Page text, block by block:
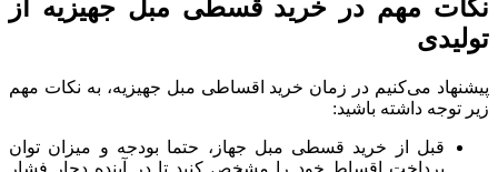
نکات مهم در خرید قسطی مبل جهیزیه از
تولیدی
پیشنهاد می‌کنیم در زمان خرید اقساطی مبل جهیزیه، به نکات مهم
زیر توجه داشته باشید:
قبل از خرید قسطی مبل جهاز، حتما بودجه و میزان توان
پرداخت اقساط خود را مشخص کنید تا در آینده دچار فشار